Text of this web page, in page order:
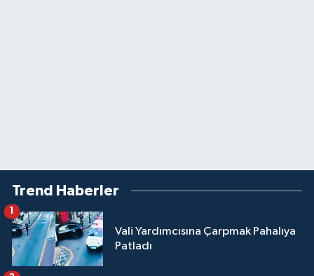
Trend Haberler
Vali Yardımcısına Çarpmak Pahalıya
Patladı
1